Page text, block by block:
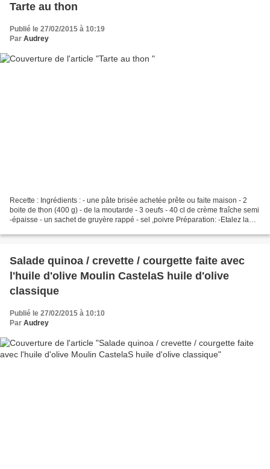
Tarte au thon
Publié le 27/02/2015 à 10:19
Par Audrey
Recette : Ingrédients : - une pâte brisée achetée prête ou faite maison - 2
boite de thon (400 g) - de la moutarde - 3 oeufs - 40 cl de crème fraîche semi
-épaisse - un sachet de gruyère rappé - sel ,poivre Préparation: -Etalez la
Salade quinoa / crevette / courgette faite avec
l'huile d'olive Moulin CastelaS huile d'olive
classique
Publié le 27/02/2015 à 10:10
Par Audrey